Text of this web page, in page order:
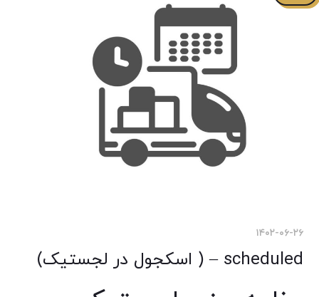
۱۴۰۲-۰۶-۲۶
scheduled – ( اسکجول در لجستیک)